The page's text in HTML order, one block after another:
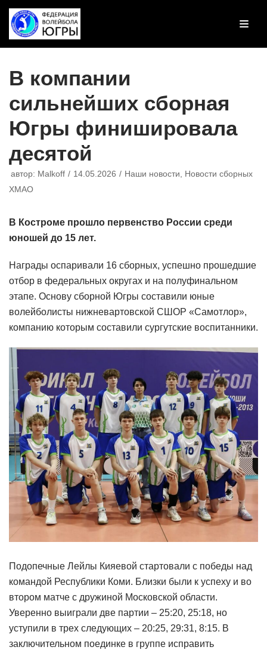
Перейти
к
В компании
сильнейших сборная
Югры финишировала
десятой
автор: Malkoff 14.05.2026 Наши новости
Новости сборных
ХМАО
В Костроме прошло первенство России среди
юношей до 15 лет.
Награды оспаривали 16 сборных, успешно прошедшие
отбор в федеральных округах и на полуфинальном
этапе. Основу сборной Югры составили юные
волейболисты нижневартовской СШОР «Самотлор»,
компанию которым составили сургутские воспитанники.
Подопечные Лейлы Кияевой стартовали с победы над
командой Республики Коми. Близки были к успеху и во
втором матче с дружиной Московской области.
Уверенно выиграли две партии – 25:20, 25:18, но
уступили в трех следующих – 20:25, 29:31, 8:15. В
заключительном поединке в группе исправить